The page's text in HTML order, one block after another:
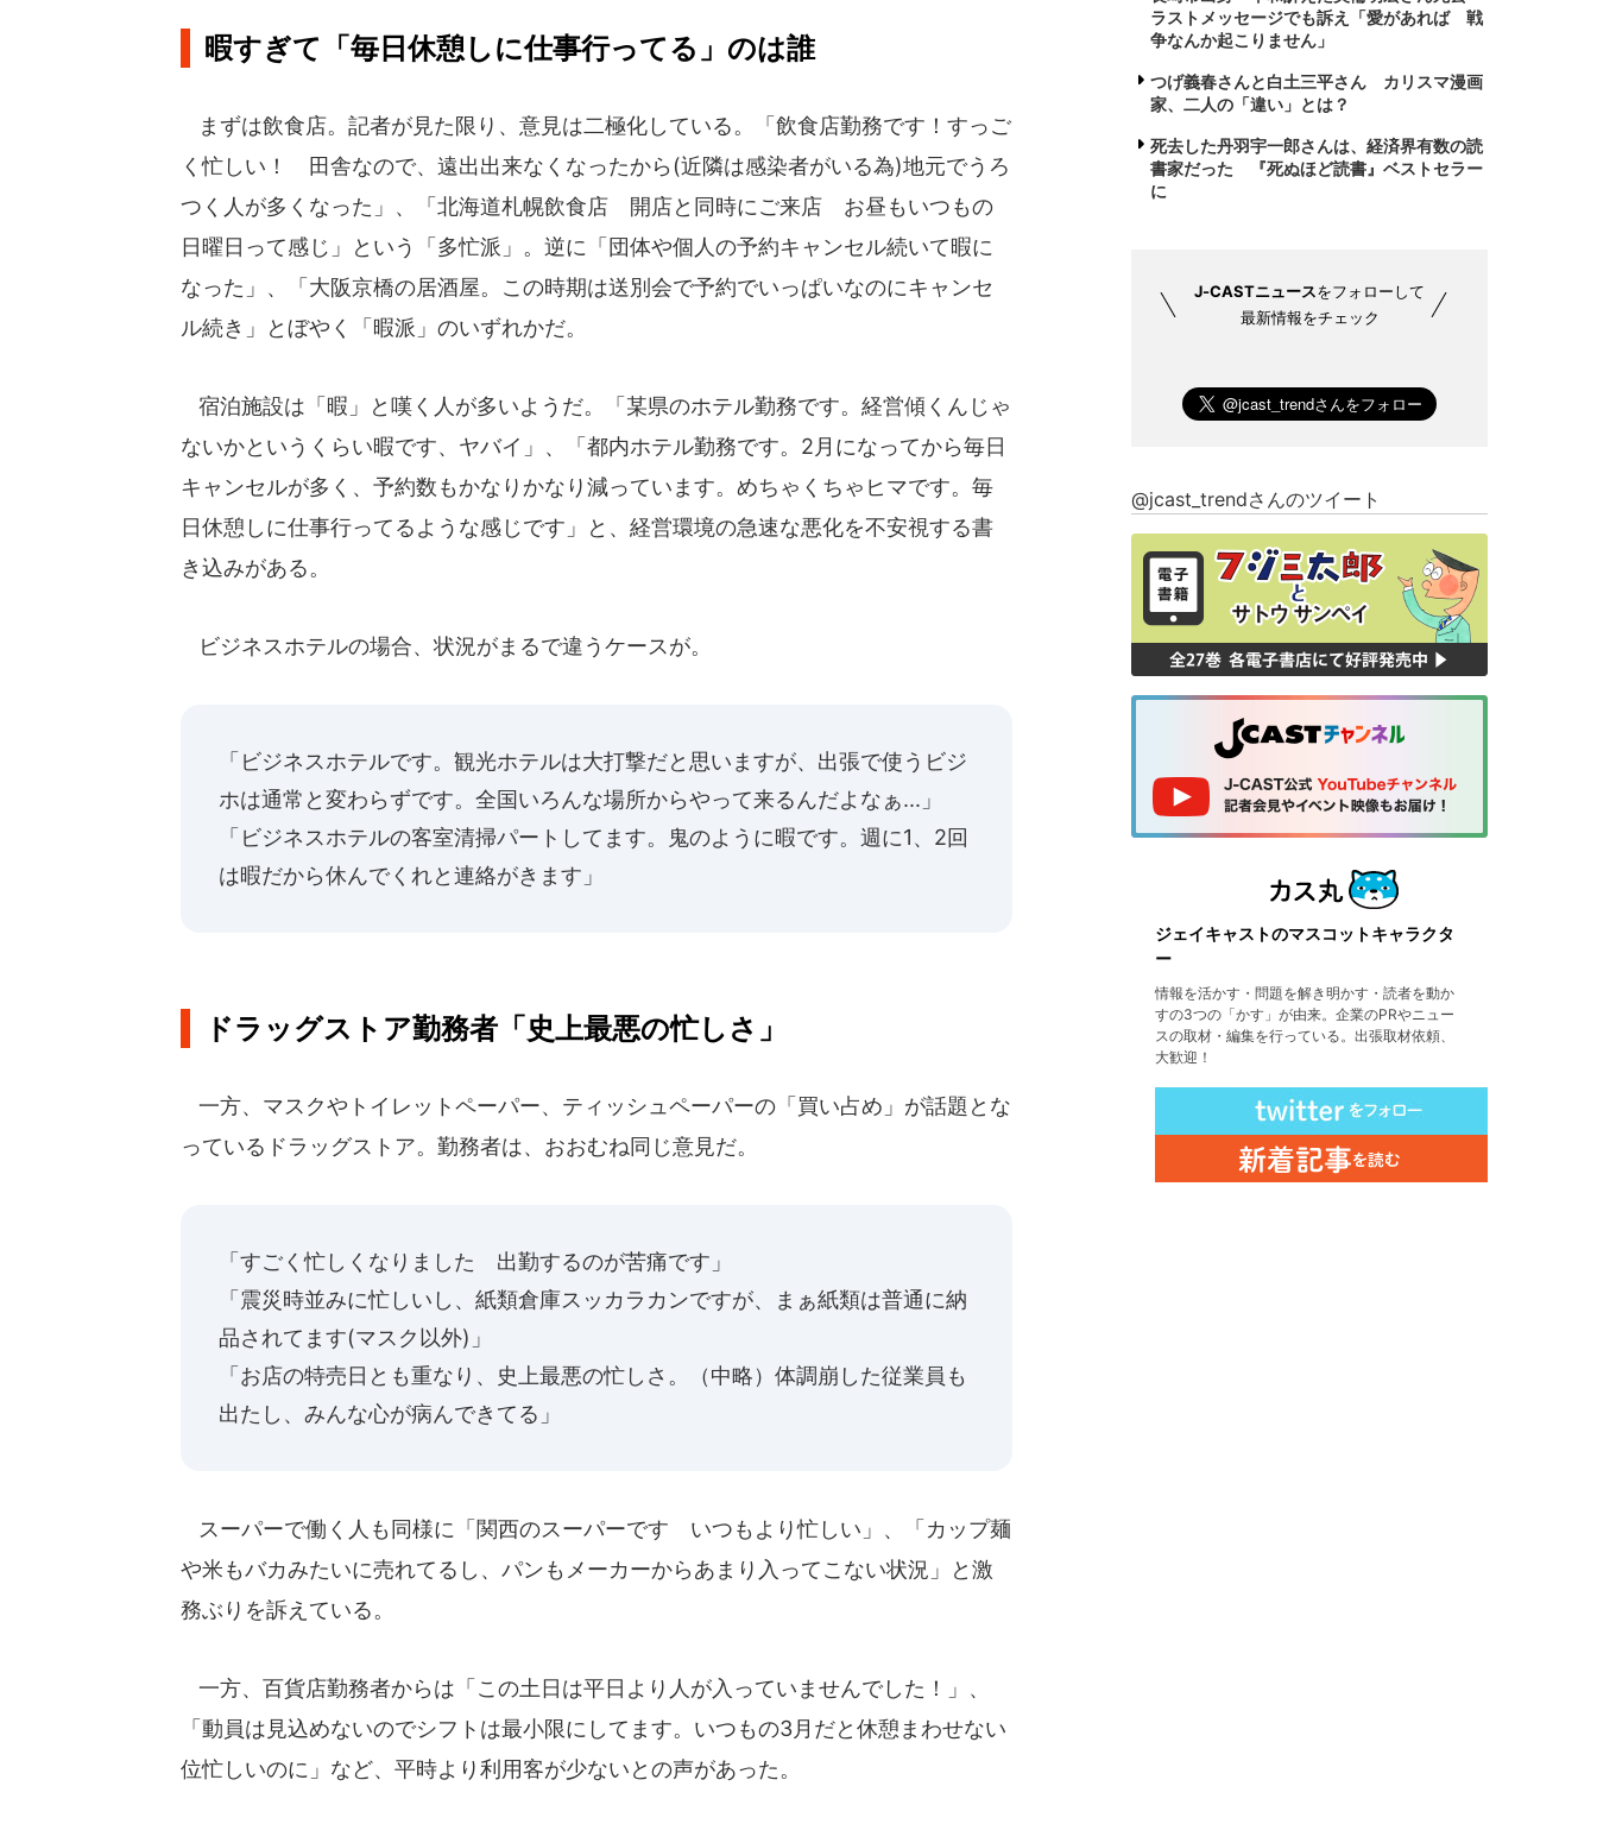
暇すぎて「毎日休憩しに仕事行ってる」のは誰
まずは飲食店。記者が見た限り、意見は二極化している。「飲食店勤務です！すっご
く忙しい！ 田舎なので、遠出出来なくなったから(近隣は感染者がいる為)地元でうろ
つく人が多くなった」、「北海道札幌飲食店 開店と同時にご来店 お昼もいつもの
日曜日って感じ」という「多忙派」。逆に「団体や個人の予約キャンセル続いて暇に
なった」、「大阪京橋の居酒屋。この時期は送別会で予約でいっぱいなのにキャンセ
ル続き」とぼやく「暇派」のいずれかだ。
宿泊施設は「暇」と嘆く人が多いようだ。「某県のホテル勤務です。経営傾くんじゃ
ないかというくらい暇です、ヤバイ」、「都内ホテル勤務です。2月になってから毎日
キャンセルが多く、予約数もかなりかなり減っています。めちゃくちゃヒマです。毎
日休憩しに仕事行ってるような感じです」と、経営環境の急速な悪化を不安視する書
き込みがある。
ビジネスホテルの場合、状況がまるで違うケースが。
「ビジネスホテルです。観光ホテルは大打撃だと思いますが、出張で使うビジ
ホは通常と変わらずです。全国いろんな場所からやって来るんだよなぁ...」
「ビジネスホテルの客室清掃パートしてます。鬼のように暇です。週に1、2回
は暇だから休んでくれと連絡がきます」
ドラッグストア勤務者「史上最悪の忙しさ」
一方、マスクやトイレットペーパー、ティッシュペーパーの「買い占め」が話題とな
っているドラッグストア。勤務者は、おおむね同じ意見だ。
「すごく忙しくなりました 出勤するのが苦痛です」
「震災時並みに忙しいし、紙類倉庫スッカラカンですが、まぁ紙類は普通に納
品されてます(マスク以外)」
「お店の特売日とも重なり、史上最悪の忙しさ。（中略）体調崩した従業員も
出たし、みんな心が病んできてる」
スーパーで働く人も同様に「関西のスーパーです いつもより忙しい」、「カップ麺
や米もバカみたいに売れてるし、パンもメーカーからあまり入ってこない状況」と激
務ぶりを訴えている。
一方、百貨店勤務者からは「この土日は平日より人が入っていませんでした！」、
「動員は見込めないのでシフトは最小限にしてます。いつもの3月だと休憩まわせない
位忙しいのに」など、平時より利用客が少ないとの声があった。
ラストメッセージでも訴え「愛があれば 戦
争なんか起こりません」
つげ義春さんと白土三平さん カリスマ漫画
家、二人の「違い」とは？
死去した丹羽宇一郎さんは、経済界有数の読
書家だった 『死ぬほど読書』ベストセラー
に
J-CASTニュースをフォローして
最新情報をチェック
@jcast_trendさんのツイート
ジェイキャストのマスコットキャラクタ
ー
情報を活かす・問題を解き明かす・読者を動か
すの3つの「かす」が由来。企業のPRやニュー
スの取材・編集を行っている。出張取材依頼、
大歓迎！